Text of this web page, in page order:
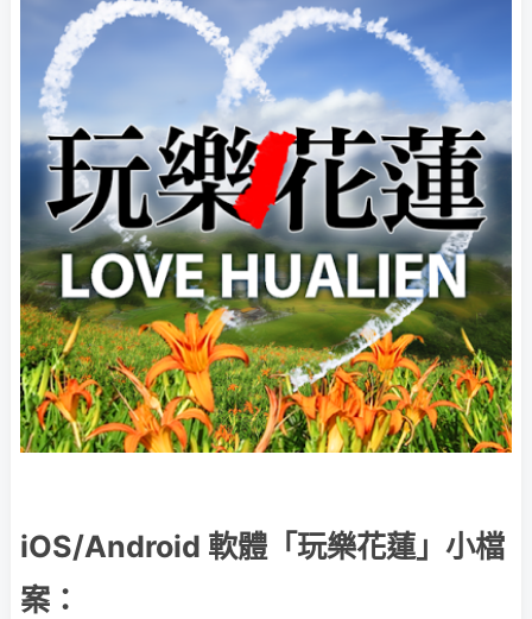
iOS/Android 軟體「玩樂花蓮」小檔
案：